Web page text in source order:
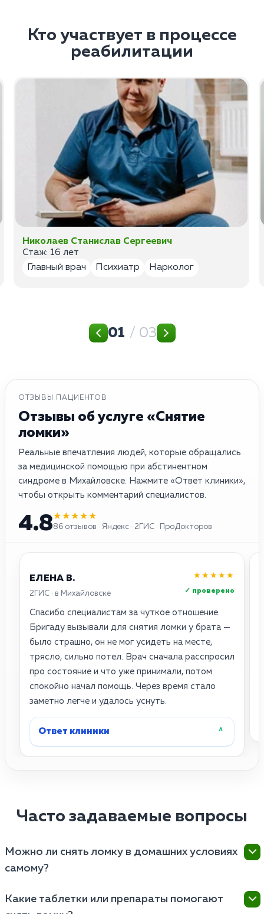
Кто участвует в процессе
реабилитации
Николаев Станислав Сергеевич
Стаж: 16 лет
Главный врач
Психиатр Нарколог
01 / 03
ОТЗЫВЫ ПАЦИЕНТОВ
Отзывы об услуге «Снятие
ломки»
Реальные впечатления людей, которые обращались
за медицинской помощью при абстинентном
синдроме в Михайловске. Нажмите «Ответ клиники»,
чтобы открыть комментарий специалистов.
4.8★★★★★
86 отзывов · Яндекс · 2ГИС · ПроДокторов
ЕЛЕНА В.
2ГИС · в Михайловске
★★★★★
✓ проверено
Спасибо специалистам за чуткое отношение.
Бригаду вызывали для снятия ломки у брата —
было страшно, он не мог усидеть на месте,
трясло, сильно потел. Врач сначала расспросил
про состояние и что уже принимали, потом
спокойно начал помощь. Через время стало
заметно легче и удалось уснуть.
Ответ клиники ˄
Часто задаваемые вопросы
Можно ли снять ломку в домашних условиях
самому?
дома невозможно, так как безрецептурные
Какие таблетки или препараты помогают